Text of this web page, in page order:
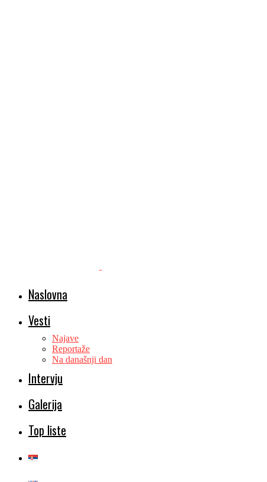
Naslovna
Vesti
Najave
Reportaže
Na današnji dan
Intervju
Galerija
Top liste